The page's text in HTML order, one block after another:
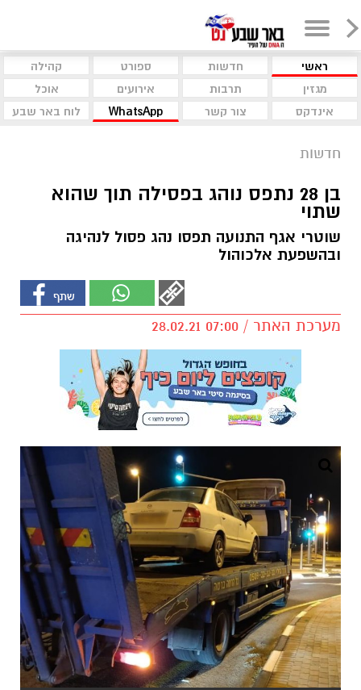
ראשי חדשות ספורט
קהילה
מגזין
תרבות אירועים
אוכל
אינדקס
צור קשר WhatsApp לוח באר שבע
חדשות
בן 28 נתפס נוהג בפסילה תוך שהוא
שתוי
שוטרי אגף התנועה תפסו נהג פסול לנהיגה
ובהשפעת אלכוהול
מערכת האתר / 07:00 28.02.21